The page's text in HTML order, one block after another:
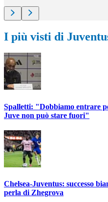
I più visti di
Spalletti: "Dobbiamo entrare
Juve non può stare fuori"
Chelsea-Juventus: successo
perla di Zhegrova